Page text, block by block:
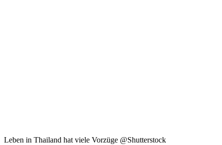
Leben in Thailand hat viele Vorzüge @Shutterstock